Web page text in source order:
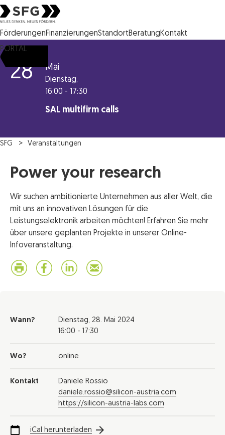
Steirische Wirtschaftsförderungsgesellschaft mbH SFG Logo
FörderungenFinanzierungenStandortBeratungKontakt
PORTAL
28 Mai
Dienstag,
16:00 - 17:30
SAL multifirm calls
SFG Veranstaltungen
Power your research
Wir suchen ambitionierte Unternehmen aus aller Welt, die
mit uns an innovativen Lösungen für die
Leistungselektronik arbeiten möchten! Erfahren Sie mehr
über unsere geplanten Projekte in unserer Online-
Infoveranstaltung.
Wann? Dienstag, 28. Mai 2024
16:00 - 17:30
Wo? online
Kontakt
Daniele Rossio
daniele.rossio@silicon-austria.com
https://silicon-austria-labs.com
iCal herunterladen